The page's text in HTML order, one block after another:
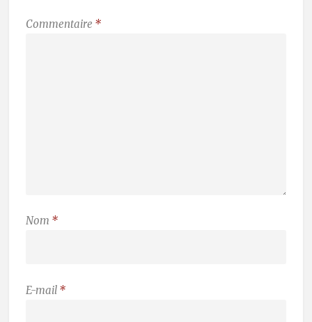
Commentaire *
Nom *
E-mail *